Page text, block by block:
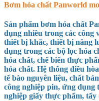
Bơm hóa chất Panworld
Sản phẩm bơm hóa chất
dụng nhiều trong các công
thiết bị khắc, thiết bị năng
dụng trong các bộ lọc hóa
hóa chất, chế biến thực
hóa chất. Hệ thống điều
tế bào nguyên liệu, chất
công nghiệp pin, ứng dụng
nghiệp giấy thực phẩm,